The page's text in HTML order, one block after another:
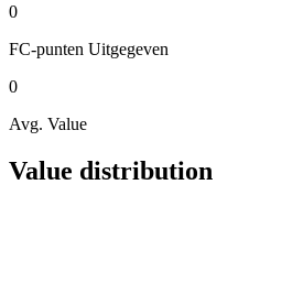
0
FC-punten Uitgegeven
0
Avg. Value
Value distribution